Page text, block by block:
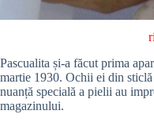
Pascualita și-a făcut prima
martie 1930. Ochii ei din
nuanță specială a pielii au
magazinului.